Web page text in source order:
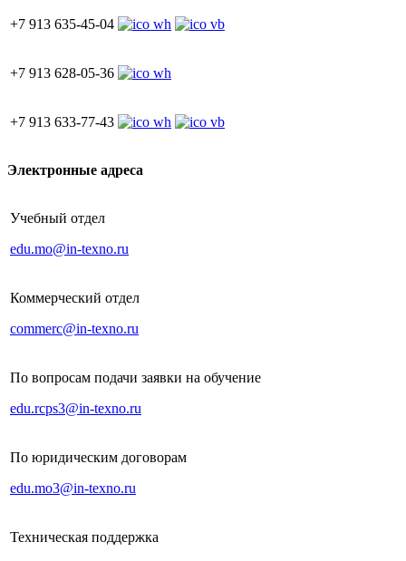
+7 913 635-45-04
+7 913 628-05-36
+7 913 633-77-43
Электронные адреса
Учебный отдел
edu.mo@in-texno.ru
Коммерческий отдел
commerc@in-texno.ru
По вопросам подачи заявки на обучение
edu.rcps3@in-texno.ru
По юридическим договорам
edu.mo3@in-texno.ru
Техническая поддержка